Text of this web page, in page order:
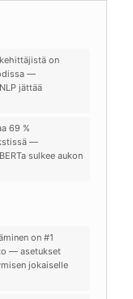
on
—
jättää
69 %
—
sulkee aukon
on #1
— asetukset
jokaiselle